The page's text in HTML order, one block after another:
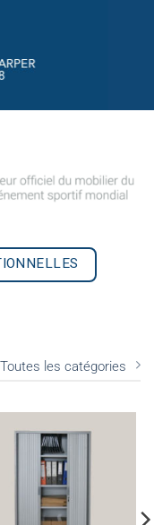
Toutes les catégories